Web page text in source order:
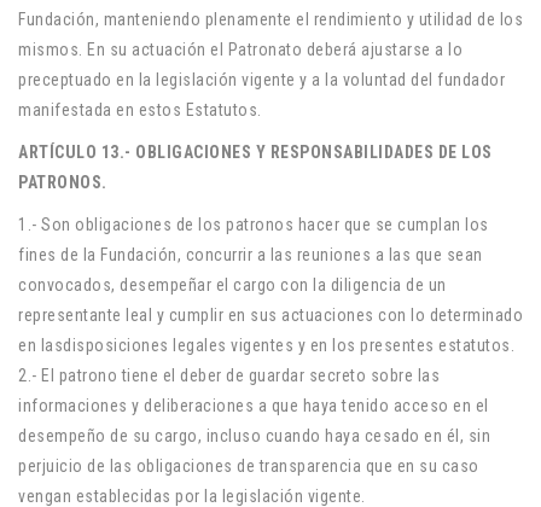
Fundación, manteniendo plenamente el rendimiento y utilidad de los
mismos. En su actuación el Patronato deberá ajustarse a lo
preceptuado en la legislación vigente y a la voluntad del fundador
manifestada en estos Estatutos.
ARTÍCULO 13.- OBLIGACIONES Y RESPONSABILIDADES DE LOS
PATRONOS.
1.- Son obligaciones de los patronos hacer que se cumplan los
fines de la Fundación, concurrir a las reuniones a las que sean
convocados, desempeñar el cargo con la diligencia de un
representante leal y cumplir en sus actuaciones con lo determinado
en lasdisposiciones legales vigentes y en los presentes estatutos.
2.- El patrono tiene el deber de guardar secreto sobre las
informaciones y deliberaciones a que haya tenido acceso en el
desempeño de su cargo, incluso cuando haya cesado en él, sin
perjuicio de las obligaciones de transparencia que en su caso
vengan establecidas por la legislación vigente.